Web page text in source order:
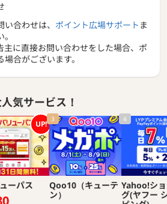
合わせは、 ポイント広場サポート ま
主に直接お問い合わせをした場合、ポ
合がございます。
気サービス！
UP!
ーパス
3
Qoo10（キューテ
ン）
4
Yahoo!シ
グ(ヤフー